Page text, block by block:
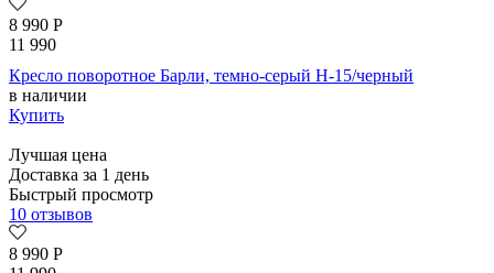
8 990 Р
11 990
Кресло поворотное Барли, темно-серый H-15/черный
в наличии
Купить
Лучшая цена
Доставка за 1 день
Быстрый просмотр
10 отзывов
8 990 Р